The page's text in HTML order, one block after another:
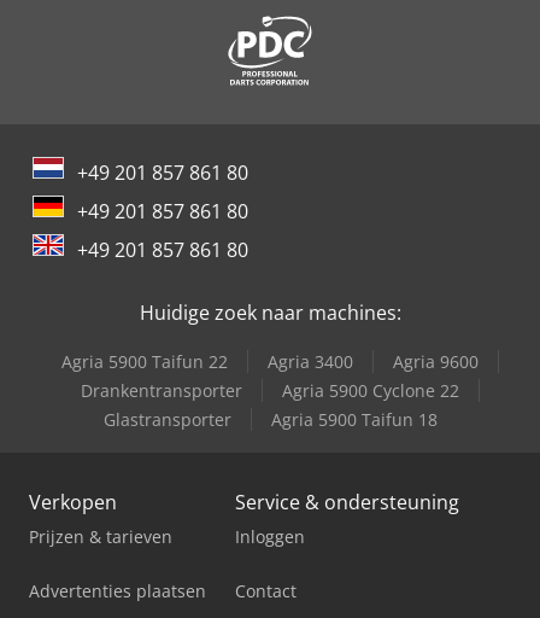
+49 201 857 861 80
+49 201 857 861 80
+49 201 857 861 80
Huidige zoek naar machines:
Agria 5900 Taifun 22 Agria 3400
Agria 9600
Drankentransporter
Agria 5900 Cyclone 22
Glastransporter
Agria 5900 Taifun 18
Verkopen
Prijzen & tarieven
Advertenties plaatsen
Service & ondersteuning
Inloggen
Contact